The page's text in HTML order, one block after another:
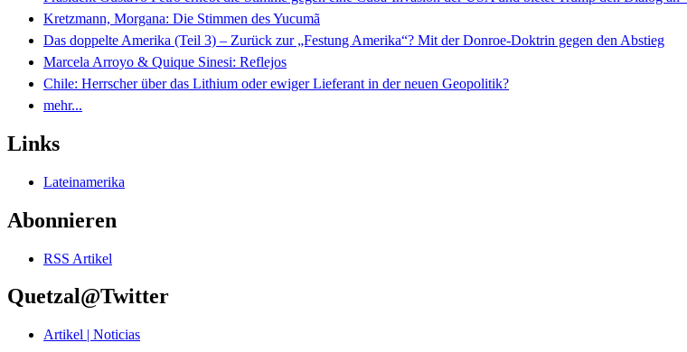
Kretzmann, Morgana: Die Stimmen des Yucumã
Das doppelte Amerika (Teil 3) – Zurück zur „Festung Amerika“? Mit der Donroe-Doktrin gegen den Abstieg
Marcela Arroyo & Quique Sinesi: Reflejos
Chile: Herrscher über das Lithium oder ewiger Lieferant in der neuen Geopolitik?
mehr...
Links
Lateinamerika
Abonnieren
RSS Artikel
Quetzal@Twitter
Artikel | Noticias